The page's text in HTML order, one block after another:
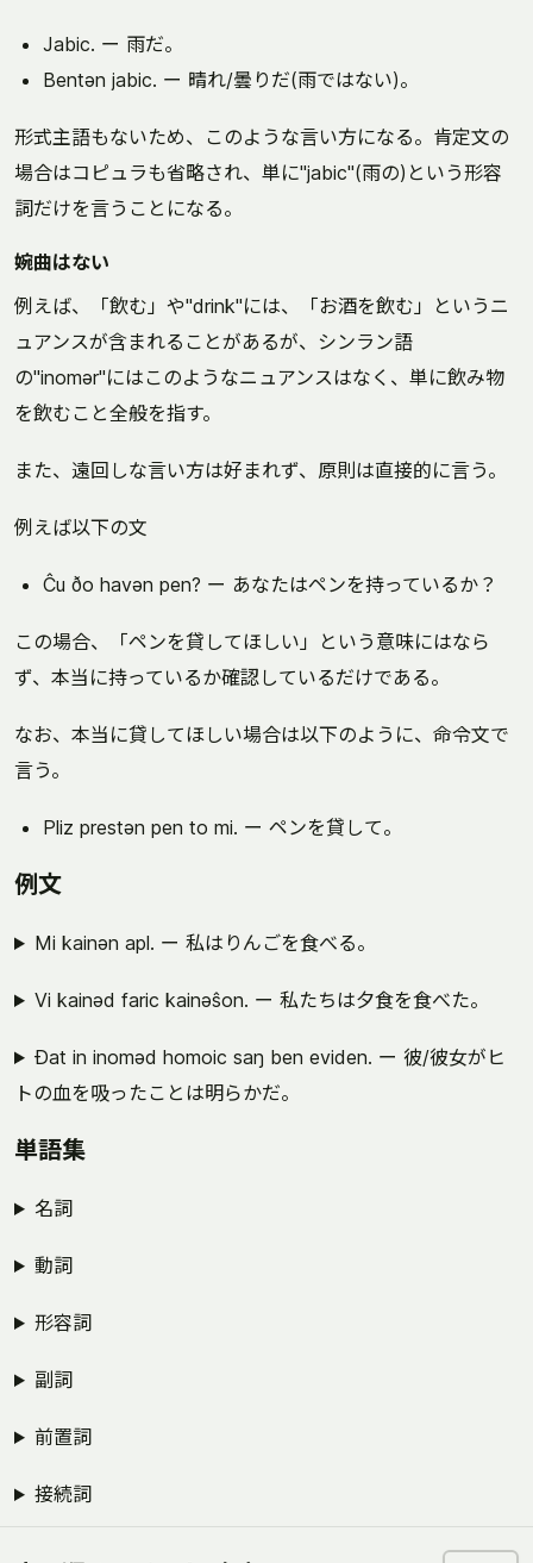
Jabic. ー 雨だ。
Bentən jabic. ー 晴れ/曇りだ(雨ではない)。
形式主語もないため、このような言い方になる。肯定文の
場合はコピュラも省略され、単に"jabic"(雨の)という形容
詞だけを言うことになる。
婉曲はない
例えば、「飲む」や"drink"には、「お酒を飲む」というニ
ュアンスが含まれることがあるが、シンラン語
の"inomər"にはこのようなニュアンスはなく、単に飲み物
を飲むこと全般を指す。
また、遠回しな言い方は好まれず、原則は直接的に言う。
例えば以下の文
Ĉu ðo havən pen? ー あなたはペンを持っているか？
この場合、「ペンを貸してほしい」という意味にはなら
ず、本当に持っているか確認しているだけである。
なお、本当に貸してほしい場合は以下のように、命令文で
言う。
Pliz prestən pen to mi. ー ペンを貸して。
例文
Mi kainən apl. ー 私はりんごを食べる。
Vi kainəd faric kainəŝon. ー 私たちは夕食を食べた。
Ðat in inoməd homoic saŋ ben eviden. ー 彼/彼女がヒ
トの血を吸ったことは明らかだ。
単語集
名詞
動詞
形容詞
副詞
前置詞
接続詞